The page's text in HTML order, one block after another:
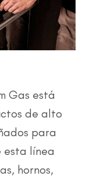
Gas está
de alto
para
esta línea
hornos,